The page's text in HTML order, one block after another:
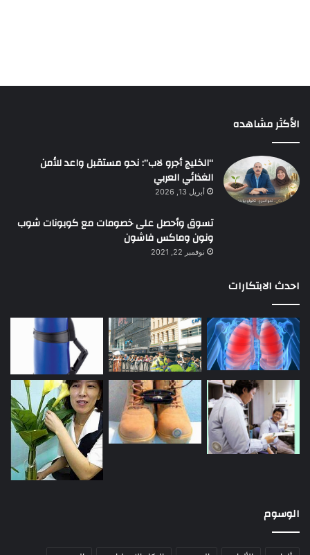
الأكثر مشاهده
“الخليج أجرو لاب”: نحو مستقبل واعد للأمن
الغذائي العربي
أبريل 13, 2026
تسوق وأحصل على خصومات مع كوبونات شوب
ونون وماكس فاشون
نوفمبر 22, 2021
احدث الابتكارات
الوسوم